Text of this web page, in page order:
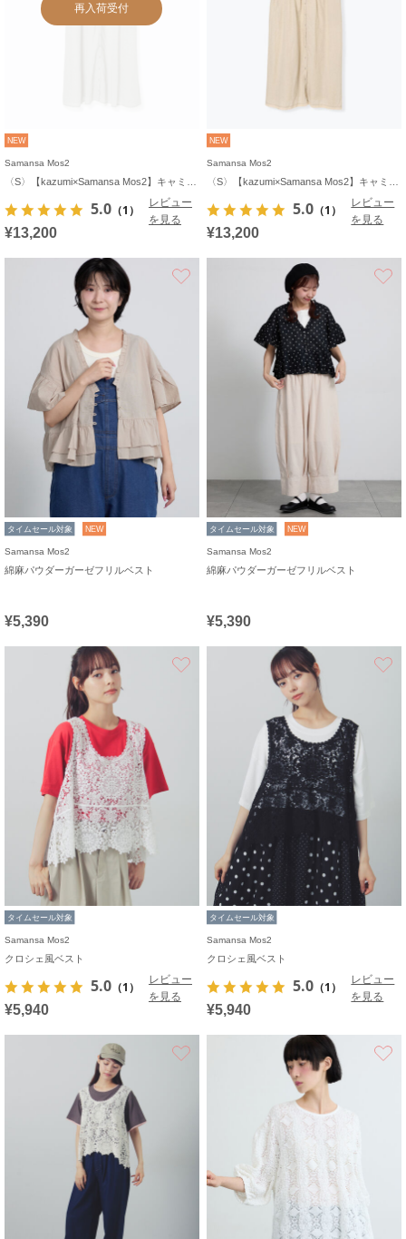
再入荷受付
NEW
Samansa Mos2
5.0 （1）
レビュー
を見る
¥13,200
NEW
Samansa Mos2
5.0 （1）
レビュー
を見る
¥13,200
タイムセール対象 NEW
Samansa Mos2
綿麻パウダーガーゼフリルベスト
¥5,390
タイムセール対象 NEW
Samansa Mos2
綿麻パウダーガーゼフリルベスト
¥5,390
タイムセール対象
Samansa Mos2
クロシェ風ベスト
5.0 （1）
レビュー
を見る
¥5,940
タイムセール対象
Samansa Mos2
クロシェ風ベスト
5.0 （1）
レビュー
を見る
¥5,940